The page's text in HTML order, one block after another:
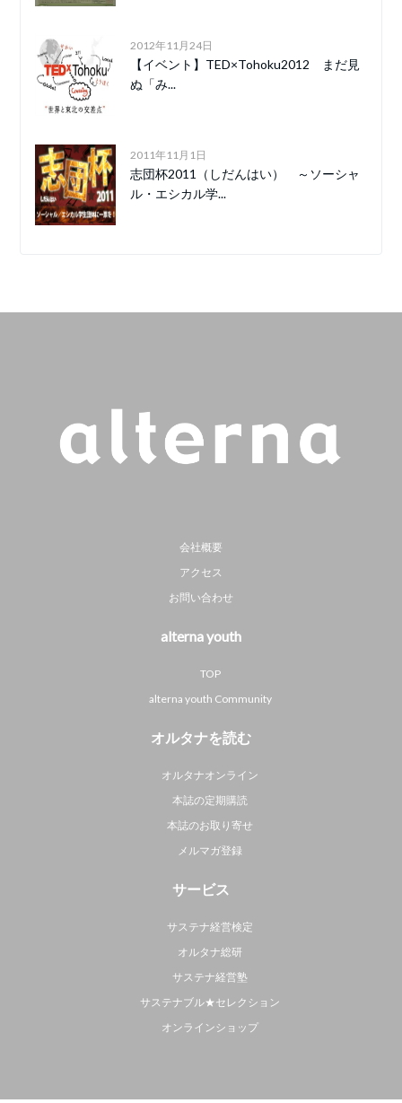
2012年11月24日
【イベント】TED×Tohoku2012 まだ見
ぬ「み...
2011年11月1日
志団杯2011（しだんはい） ～ソーシャ
ル・エシカル学...
会社概要
アクセス
お問い合わせ
alterna youth
TOP
alterna youth Community
オルタナを読む
オルタナオンライン
本誌の定期購読
本誌のお取り寄せ
メルマガ登録
サービス
サステナ経営検定
オルタナ総研
サステナ経営塾
サステナブル★セレクション
オンラインショップ